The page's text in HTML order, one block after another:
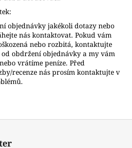
objednávky jakékoli dotazy nebo
nás kontaktovat. Pokud vám
nebo rozbitá, kontaktujte
obdržení objednávky a my vám
vrátíme peníze. Před
recenze nás prosím kontaktujte v